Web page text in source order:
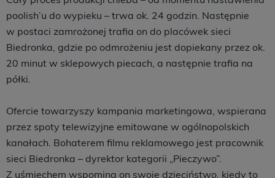
poolish’u do wypieku – trwa ok. 24 godzin. Następnie
w postaci zamrożonej trafia on do placówek sieci
Biedronka, gdzie po odmrożeniu jest dopiekany przez ok.
20 minut w sklepowych piecach, a następnie trafia na
półki.
Ofercie towarzyszy kampania marketingowa, wspierana
przez spoty telewizyjne emitowane w ogólnopolskich
kanałach. Bohaterem filmu reklamowego jest pracownik
sieci Biedronka – dyrektor kategorii „Pieczywo”.
Z uśmiechem wspomina on swoje dzieciństwo, kiedy to